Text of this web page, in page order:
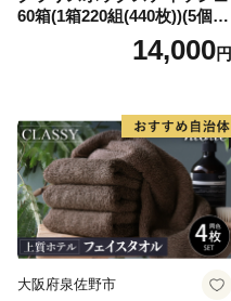
60箱(1箱220組(440枚))(5個入
り×12セット)【1256759】
14,000円
大阪府泉佐野市